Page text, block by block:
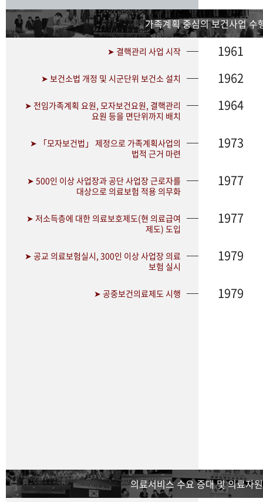
가족계획 중심의 보건사업 수
➤ 결핵관리 사업 시작 1961
➤ 보건소법 개정 및 시군단위 보건소 설치 1962
➤ 전임가족계획 요원, 모자보건요원, 결핵관리
요원 등을 면단위까지 배치
1964
➤ 「모자보건법」 제정으로 가족계획사업의
법적 근거 마련
1973
➤ 500인 이상 사업장과 공단 사업장 근로자를
대상으로 의료보험 적용 의무화
1977
➤ 저소득층에 대한 의료보호제도(현 의료급여
제도) 도입
1977
➤ 공교 의료보험실시, 300인 이상 사업장 의료
보험 실시
1979
➤ 공중보건의료제도 시행 1979
의료서비스 수요 증대 및 의료자